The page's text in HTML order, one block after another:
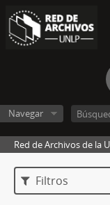
Navegar
Red de Archivos de la
Filtros